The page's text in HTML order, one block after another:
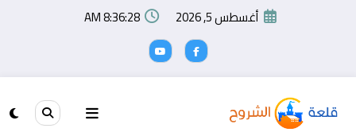
أغسطس 5, 2026 8:36:29 AM